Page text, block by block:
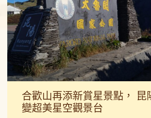
合歡山再添新賞星景點， 昆
變超美星空觀景台